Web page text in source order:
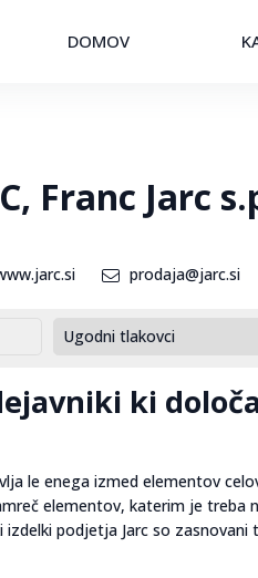
DOMOV
Franc Jarc
prodaja@jarc.si
Ugodni tlakovci
ki
le enega izmed elementov
elementov, katerim je
podjetja Jarc so